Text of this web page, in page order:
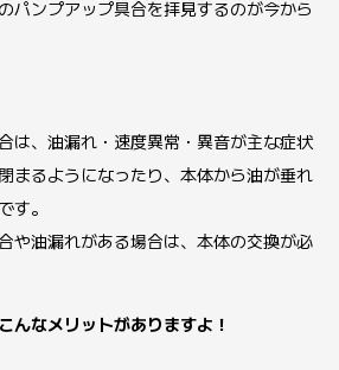
パンプアップ具合を拝見するのが今から
は、油漏れ・速度異常・異音が主な症状
まるようになったり、本体から油が垂れ
す。
や油漏れがある場合は、本体の交換が必
んなメリットがありますよ！